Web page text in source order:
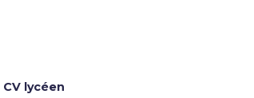
CV lycéen